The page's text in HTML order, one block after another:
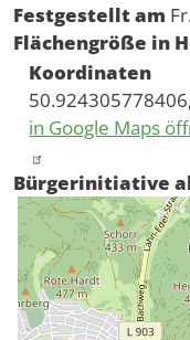
Festgestellt am
Flächengröße in
Koordinaten
in Google Maps
Bürgerinitiative